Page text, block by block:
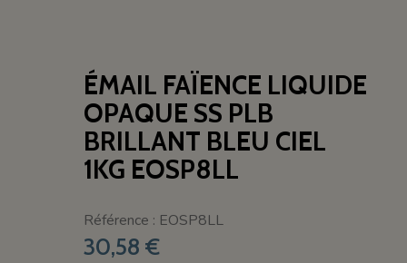
ÉMAIL FAÏENCE LIQUIDE
OPAQUE SS PLB
BRILLANT BLEU CIEL
1KG EOSP8LL
Référence : EOSP8LL
30,58 €